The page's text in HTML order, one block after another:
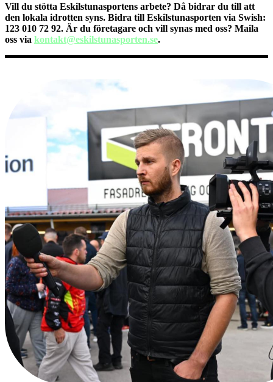
Vill du stötta Eskilstunasportens arbete? Då bidrar du till att
den lokala idrotten syns. Bidra till Eskilstunasporten via Swish:
123 010 72 92. Är du företagare och vill synas med oss? Maila
oss via kontakt@eskilstunasporten.se.